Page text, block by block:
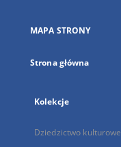
karcie
MAPA STRONY
Strona główna
Kolekcje
Dziedzictwo kulturowe